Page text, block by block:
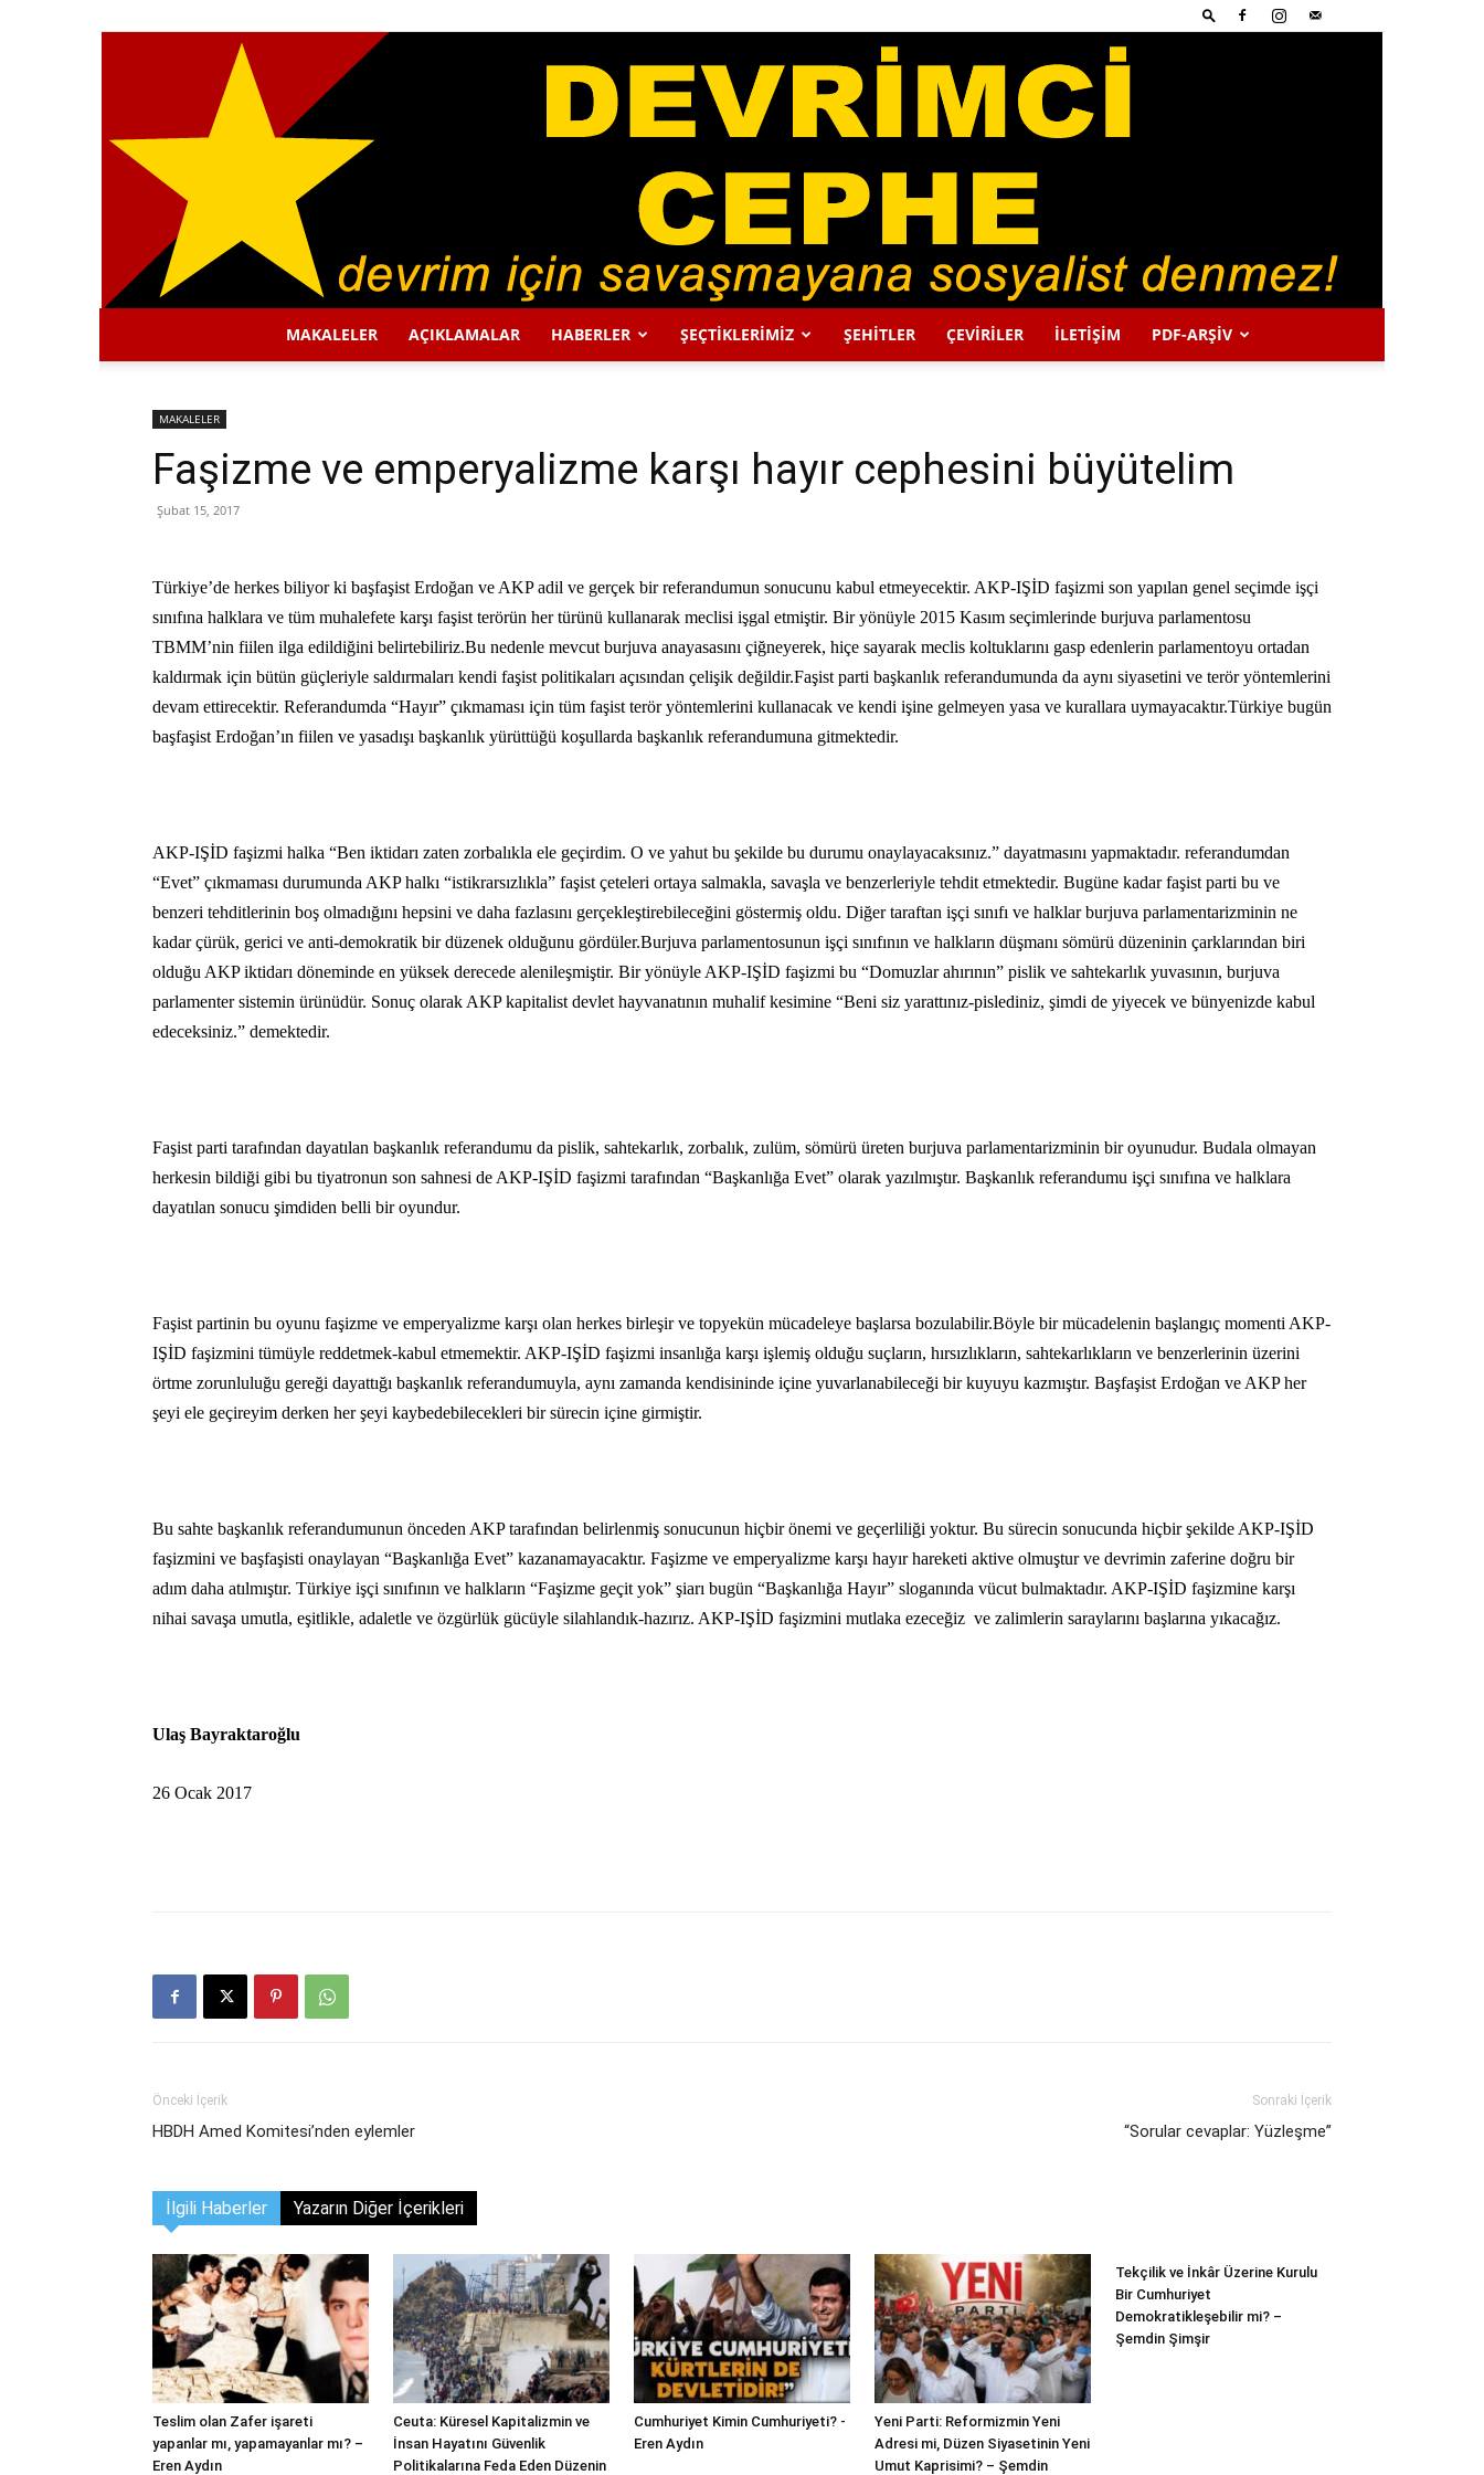
MAKALELER AÇIKLAMALAR HABERLER ŞEÇTİKLERİMİZ ŞEHİTLER ÇEVİRİLER İLETİŞİM PDF-ARŞIV
MAKALELER
Faşizme ve emperyalizme karşı hayır cephesini büyütelim
Şubat 15, 2017
Türkiye’de herkes biliyor ki başfaşist Erdoğan ve AKP adil ve gerçek bir referandumun sonucunu kabul etmeyecektir. AKP-IŞİD faşizmi son yapılan genel seçimde işçi
sınıfına halklara ve tüm muhalefete karşı faşist terörün her türünü kullanarak meclisi işgal etmiştir. Bir yönüyle 2015 Kasım seçimlerinde burjuva parlamentosu
TBMM’nin fiilen ilga edildiğini belirtebiliriz.Bu nedenle mevcut burjuva anayasasını çiğneyerek, hiçe sayarak meclis koltuklarını gasp edenlerin parlamentoyu ortadan
kaldırmak için bütün güçleriyle saldırmaları kendi faşist politikaları açısından çelişik değildir.Faşist parti başkanlık referandumunda da aynı siyasetini ve terör yöntemlerini
devam ettirecektir. Referandumda “Hayır” çıkmaması için tüm faşist terör yöntemlerini kullanacak ve kendi işine gelmeyen yasa ve kurallara uymayacaktır.Türkiye bugün
başfaşist Erdoğan’ın fiilen ve yasadışı başkanlık yürüttüğü koşullarda başkanlık referandumuna gitmektedir.
AKP-IŞİD faşizmi halka “Ben iktidarı zaten zorbalıkla ele geçirdim. O ve yahut bu şekilde bu durumu onaylayacaksınız.” dayatmasını yapmaktadır. referandumdan
“Evet” çıkmaması durumunda AKP halkı “istikrarsızlıkla” faşist çeteleri ortaya salmakla, savaşla ve benzerleriyle tehdit etmektedir. Bugüne kadar faşist parti bu ve
benzeri tehditlerinin boş olmadığını hepsini ve daha fazlasını gerçekleştirebileceğini göstermiş oldu. Diğer taraftan işçi sınıfı ve halklar burjuva parlamentarizminin ne
kadar çürük, gerici ve anti-demokratik bir düzenek olduğunu gördüler.Burjuva parlamentosunun işçi sınıfının ve halkların düşmanı sömürü düzeninin çarklarından biri
olduğu AKP iktidarı döneminde en yüksek derecede alenileşmiştir. Bir yönüyle AKP-IŞİD faşizmi bu “Domuzlar ahırının” pislik ve sahtekarlık yuvasının, burjuva
parlamenter sistemin ürünüdür. Sonuç olarak AKP kapitalist devlet hayvanatının muhalif kesimine “Beni siz yarattınız-pislediniz, şimdi de yiyecek ve bünyenizde kabul
edeceksiniz.” demektedir.
Faşist parti tarafından dayatılan başkanlık referandumu da pislik, sahtekarlık, zorbalık, zulüm, sömürü üreten burjuva parlamentarizminin bir oyunudur. Budala olmayan
herkesin bildiği gibi bu tiyatronun son sahnesi de AKP-IŞİD faşizmi tarafından “Başkanlığa Evet” olarak yazılmıştır. Başkanlık referandumu işçi sınıfına ve halklara
dayatılan sonucu şimdiden belli bir oyundur.
Faşist partinin bu oyunu faşizme ve emperyalizme karşı olan herkes birleşir ve topyekün mücadeleye başlarsa bozulabilir.Böyle bir mücadelenin başlangıç momenti AKP-
IŞİD faşizmini tümüyle reddetmek-kabul etmemektir. AKP-IŞİD faşizmi insanlığa karşı işlemiş olduğu suçların, hırsızlıkların, sahtekarlıkların ve benzerlerinin üzerini
örtme zorunluluğu gereği dayattığı başkanlık referandumuyla, aynı zamanda kendisininde içine yuvarlanabileceği bir kuyuyu kazmıştır. Başfaşist Erdoğan ve AKP her
şeyi ele geçireyim derken her şeyi kaybedebilecekleri bir sürecin içine girmiştir.
Bu sahte başkanlık referandumunun önceden AKP tarafından belirlenmiş sonucunun hiçbir önemi ve geçerliliği yoktur. Bu sürecin sonucunda hiçbir şekilde AKP-IŞİD
faşizmini ve başfaşisti onaylayan “Başkanlığa Evet” kazanamayacaktır. Faşizme ve emperyalizme karşı hayır hareketi aktive olmuştur ve devrimin zaferine doğru bir
adım daha atılmıştır. Türkiye işçi sınıfının ve halkların “Faşizme geçit yok” şiarı bugün “Başkanlığa Hayır” sloganında vücut bulmaktadır. AKP-IŞİD faşizmine karşı
nihai savaşa umutla, eşitlikle, adaletle ve özgürlük gücüyle silahlandık-hazırız. AKP-IŞİD faşizmini mutlaka ezeceğiz ve zalimlerin saraylarını başlarına yıkacağız.
Ulaş Bayraktaroğlu
26 Ocak 2017
Önceki İçerik
HBDH Amed Komitesi’nden eylemler
Sonraki İçerik
“Sorular cevaplar: Yüzleşme”
İlgili Haberler Yazarın Diğer İçerikleri
Teslim olan Zafer işareti
yapanlar mı, yapamayanlar mı? –
Eren Aydın
Ceuta: Küresel Kapitalizmin ve
İnsan Hayatını Güvenlik
Politikalarına Feda Eden Düzenin
Cumhuriyet Kimin Cumhuriyeti? -
Eren Aydın
Yeni Parti: Reformizmin Yeni
Adresi mi, Düzen Siyasetinin Yeni
Umut Kaprisimi? – Şemdin
Tekçilik ve İnkâr Üzerine Kurulu
Bir Cumhuriyet
Demokratikleşebilir mi? –
Şemdin Şimşir